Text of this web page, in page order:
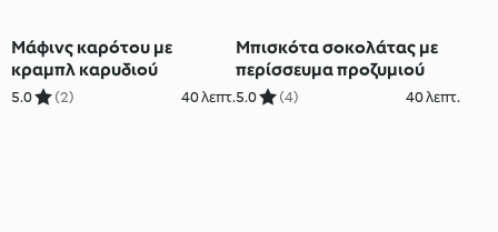
Μάφινς καρότου με
κραμπλ καρυδιού
5.0 (2) 40 λεπτ.
Μπισκότα σοκολάτας με
περίσσευμα προζυμιού
5.0 (4) 40 λεπτ.